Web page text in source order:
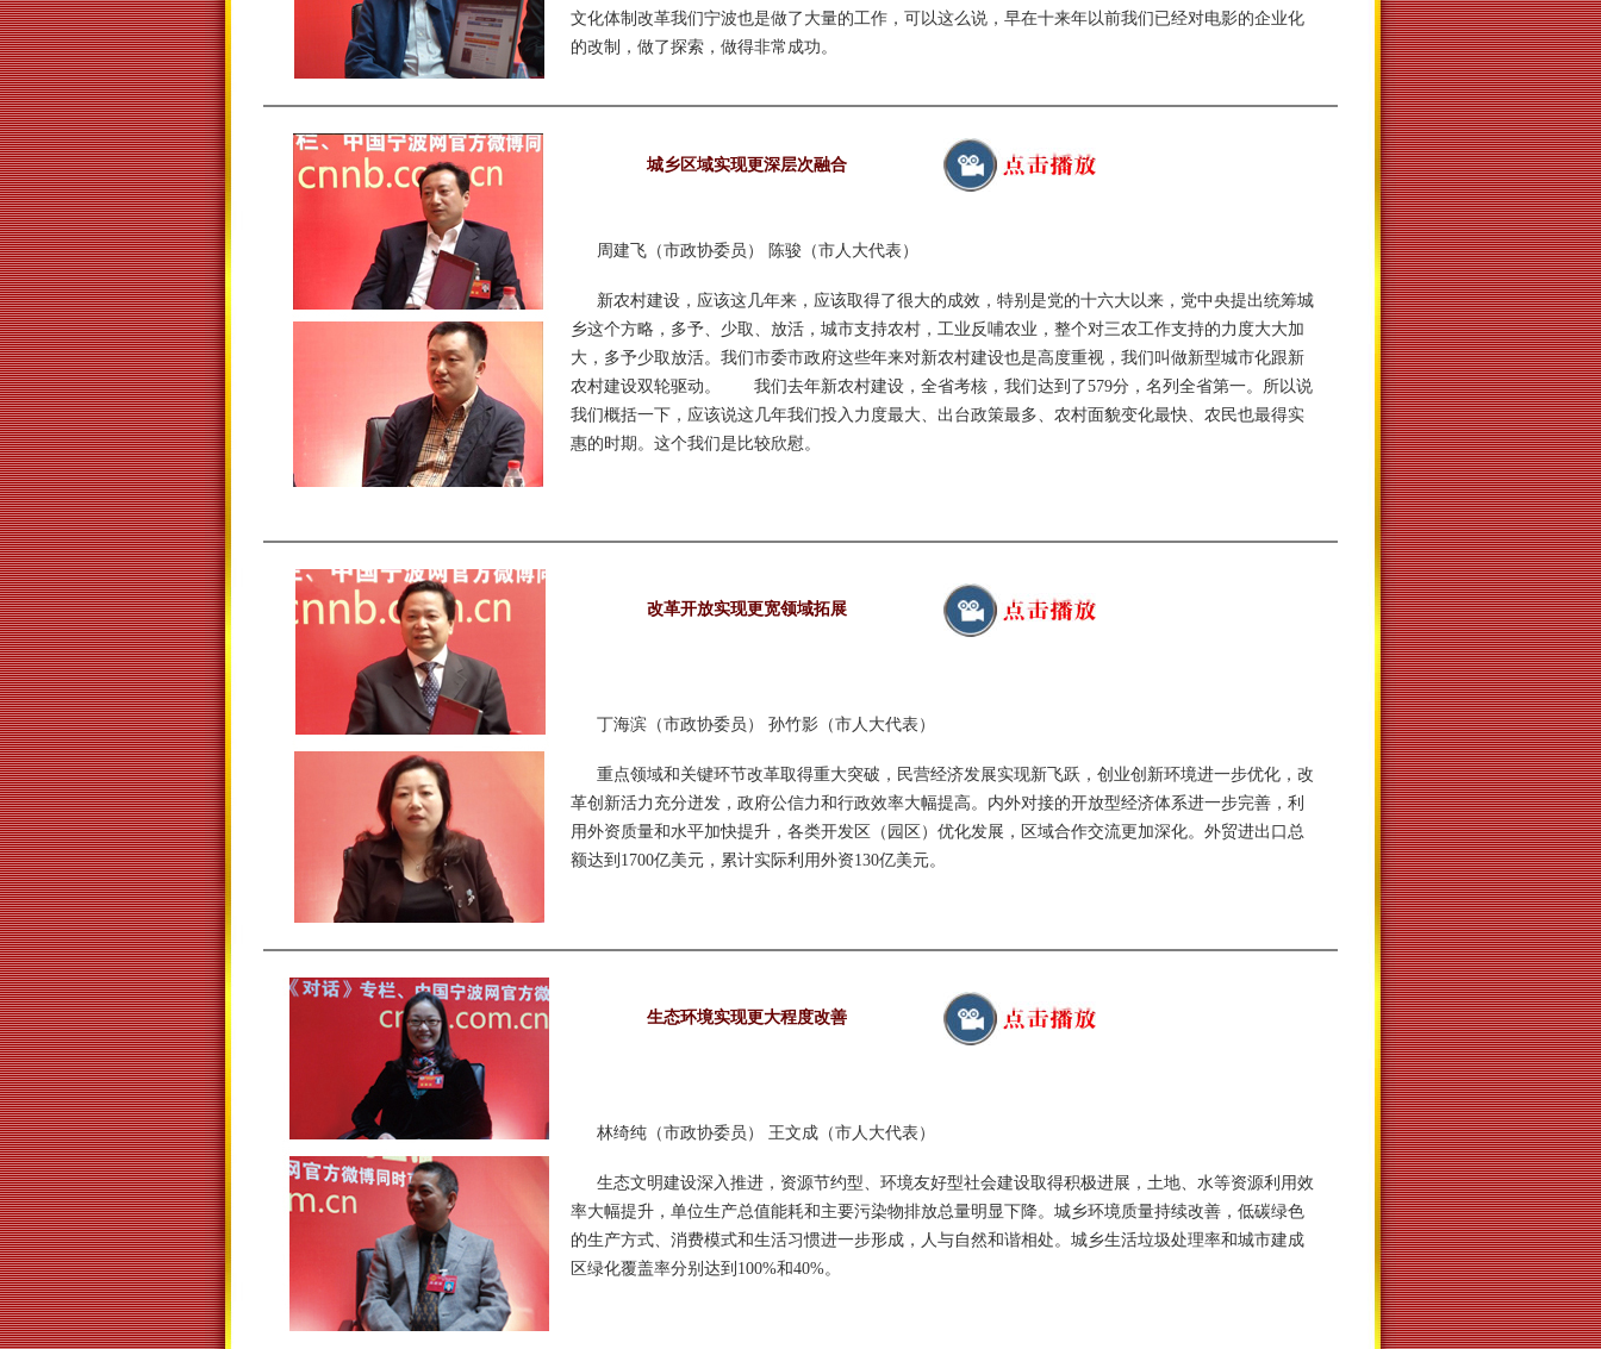
文化体制改革我们宁波也是做了大量的工作，可以这么说，早在十来年以前我们已经对电影的企业化
的改制，做了探索，做得非常成功。
城乡区域实现更深层次融合
周建飞（市政协委员） 陈骏（市人大代表）
新农村建设，应该这几年来，应该取得了很大的成效，特别是党的十六大以来，党中央提出统筹城
乡这个方略，多予、少取、放活，城市支持农村，工业反哺农业，整个对三农工作支持的力度大大加
大，多予少取放活。我们市委市政府这些年来对新农村建设也是高度重视，我们叫做新型城市化跟新
农村建设双轮驱动。 我们去年新农村建设，全省考核，我们达到了579分，名列全省第一。所以说
我们概括一下，应该说这几年我们投入力度最大、出台政策最多、农村面貌变化最快、农民也最得实
惠的时期。这个我们是比较欣慰。
改革开放实现更宽领域拓展
丁海滨（市政协委员） 孙竹影（市人大代表）
重点领域和关键环节改革取得重大突破，民营经济发展实现新飞跃，创业创新环境进一步优化，改
革创新活力充分迸发，政府公信力和行政效率大幅提高。内外对接的开放型经济体系进一步完善，利
用外资质量和水平加快提升，各类开发区（园区）优化发展，区域合作交流更加深化。外贸进出口总
额达到1700亿美元，累计实际利用外资130亿美元。
生态环境实现更大程度改善
林绮纯（市政协委员） 王文成（市人大代表）
生态文明建设深入推进，资源节约型、环境友好型社会建设取得积极进展，土地、水等资源利用效
率大幅提升，单位生产总值能耗和主要污染物排放总量明显下降。城乡环境质量持续改善，低碳绿色
的生产方式、消费模式和生活习惯进一步形成，人与自然和谐相处。城乡生活垃圾处理率和城市建成
区绿化覆盖率分别达到100%和40%。